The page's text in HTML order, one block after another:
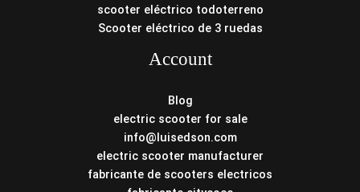
scooter eléctrico todoterreno
Scooter eléctrico de 3 ruedas
Account
Blog
electric scooter for sale
info@luisedson.com
electric scooter manufacturer
fabricante de scooters electricos